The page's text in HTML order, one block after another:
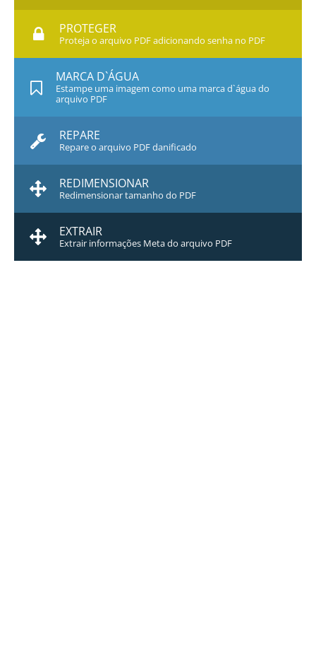
PROTEGER
Proteja o arquivo PDF adicionando senha no PDF
MARCA D`ÁGUA
Estampe uma imagem como uma marca d`água do
arquivo PDF
REPARE
Repare o arquivo PDF danificado
REDIMENSIONAR
Redimensionar tamanho do PDF
EXTRAIR
Extrair informações Meta do arquivo PDF